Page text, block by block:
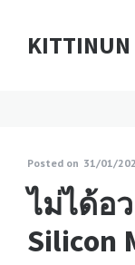
KITTINUN
Posted on 31/01/
ไม่ได้อ
Silicon